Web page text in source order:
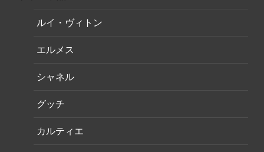
ルイ・ヴィトン
エルメス
シャネル
グッチ
カルティエ